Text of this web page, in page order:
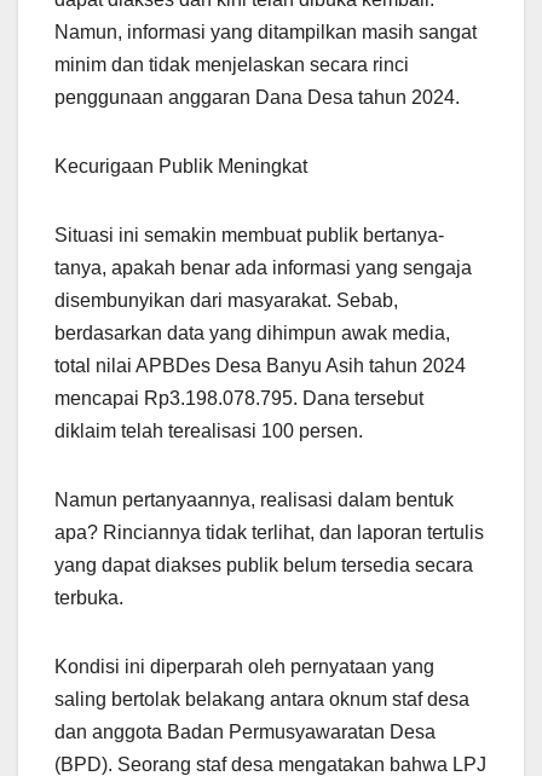
Namun, informasi yang ditampilkan masih sangat
minim dan tidak menjelaskan secara rinci
penggunaan anggaran Dana Desa tahun 2024.
Kecurigaan Publik Meningkat
Situasi ini semakin membuat publik bertanya-
tanya, apakah benar ada informasi yang sengaja
disembunyikan dari masyarakat. Sebab,
berdasarkan data yang dihimpun awak media,
total nilai APBDes Desa Banyu Asih tahun 2024
mencapai Rp3.198.078.795. Dana tersebut
diklaim telah terealisasi 100 persen.
Namun pertanyaannya, realisasi dalam bentuk
apa? Rinciannya tidak terlihat, dan laporan tertulis
yang dapat diakses publik belum tersedia secara
terbuka.
Kondisi ini diperparah oleh pernyataan yang
saling bertolak belakang antara oknum staf desa
dan anggota Badan Permusyawaratan Desa
(BPD). Seorang staf desa mengatakan bahwa LPJ